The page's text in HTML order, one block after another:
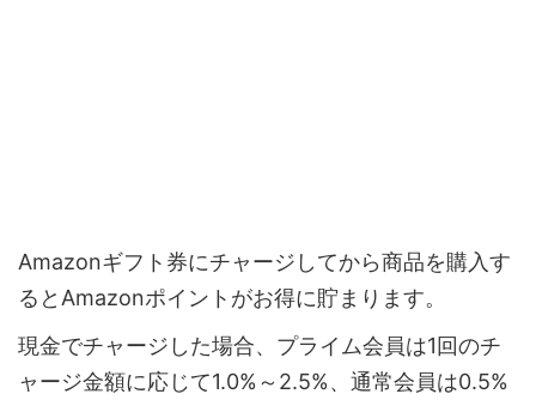
Amazonギフト券にチャージしてから商品を購入す
るとAmazonポイントがお得に貯まります。
現金でチャージした場合、プライム会員は1回のチ
ャージ金額に応じて1.0%～2.5%、通常会員は0.5%